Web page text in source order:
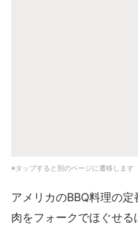
※タップすると別のページに遷移します
アメリカのBBQ料理の
肉をフォークでほぐせ